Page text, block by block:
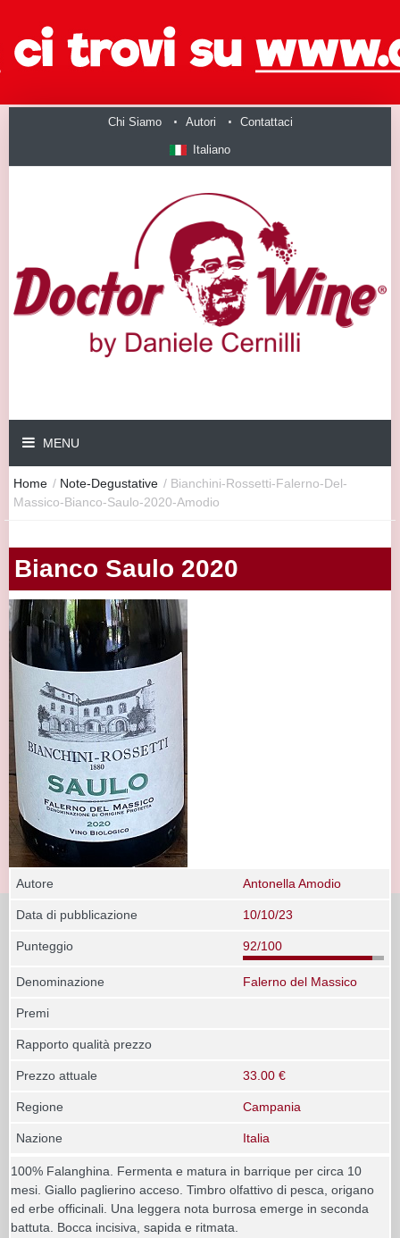
Chi Siamo Autori Contattaci
Italiano
MENU
Home / Note-Degustative / Bianchini-Rossetti-Falerno-Del-
Massico-Bianco-Saulo-2020-Amodio
Bianco Saulo 2020
Autore Antonella Amodio
Data di pubblicazione 10/10/23
Punteggio 92/100
Denominazione Falerno del Massico
Premi
Rapporto qualità prezzo
Prezzo attuale 33.00 €
Regione Campania
Nazione Italia
100% Falanghina. Fermenta e matura in barrique per circa 10
mesi. Giallo paglierino acceso. Timbro olfattivo di pesca, origano
ed erbe officinali. Una leggera nota burrosa emerge in seconda
battuta. Bocca incisiva, sapida e ritmata.